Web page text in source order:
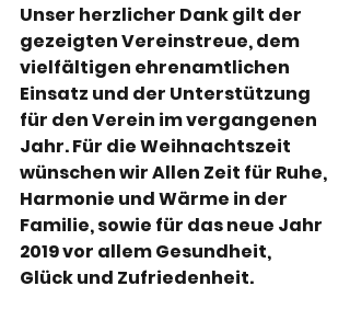
Unser herzlicher Dank gilt der
gezeigten Vereinstreue, dem
vielfältigen ehrenamtlichen
Einsatz und der Unterstützung
für den Verein im vergangenen
Jahr. Für die Weihnachtszeit
wünschen wir Allen Zeit für Ruhe,
Harmonie und Wärme in der
Familie, sowie für das neue Jahr
2019 vor allem Gesundheit,
Glück und Zufriedenheit.